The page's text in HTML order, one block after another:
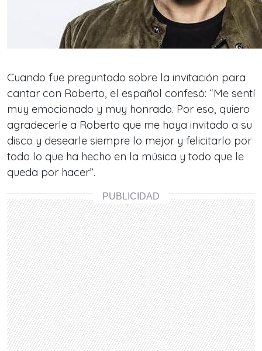
Cuando fue preguntado sobre la invitación para
cantar con Roberto, el español confesó: “Me sentí
muy emocionado y muy honrado. Por eso, quiero
agradecerle a Roberto que me haya invitado a su
disco y desearle siempre lo mejor y felicitarlo por
todo lo que ha hecho en la música y todo que le
queda por hacer”.